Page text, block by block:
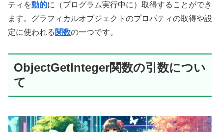
ティを動的に（プログラム実行中に）取得することができ
ます。グラフィカルオブジェクトのプロパティの取得や設
定に使われる 関数の一つです。
ObjectGetInteger関数の引数につい
て